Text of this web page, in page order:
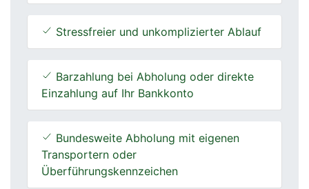
Stressfreier und unkomplizierter Ablauf
Barzahlung bei Abholung oder direkte
Einzahlung auf Ihr Bankkonto
Bundesweite Abholung mit eigenen
Transportern oder
Überführungskennzeichen